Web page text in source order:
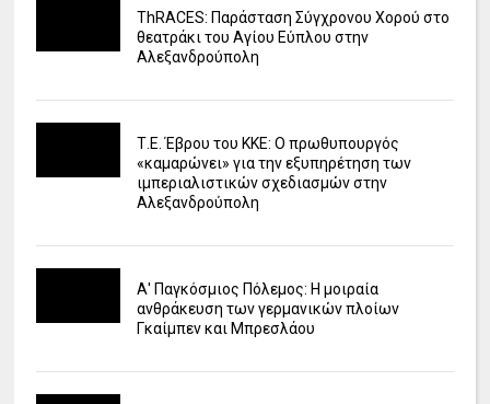
ΤhRACES: Παράσταση Σύγχρονου Χορού στο
θεατράκι του Αγίου Εύπλου στην
Αλεξανδρούπολη
Τ.Ε. Έβρου του ΚΚΕ: Ο πρωθυπουργός
«καμαρώνει» για την εξυπηρέτηση των
ιμπεριαλιστικών σχεδιασμών στην
Αλεξανδρούπολη
Α' Παγκόσμιος Πόλεμος: Η μοιραία
ανθράκευση των γερμανικών πλοίων
Γκαίμπεν και Μπρεσλάου